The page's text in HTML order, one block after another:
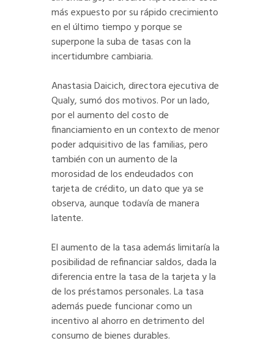
más expuesto por su rápido crecimiento
en el último tiempo y porque se
superpone la suba de tasas con la
incertidumbre cambiaria.
Anastasia Daicich, directora ejecutiva de
Qualy, sumó dos motivos. Por un lado,
por el aumento del costo de
financiamiento en un contexto de menor
poder adquisitivo de las familias, pero
también con un aumento de la
morosidad de los endeudados con
tarjeta de crédito, un dato que ya se
observa, aunque todavía de manera
latente.
El aumento de la tasa además limitaría la
posibilidad de refinanciar saldos, dada la
diferencia entre la tasa de la tarjeta y la
de los préstamos personales. La tasa
además puede funcionar como un
incentivo al ahorro en detrimento del
consumo de bienes durables.